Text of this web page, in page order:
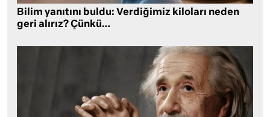
Bilim yanıtını buldu: Verdiğimiz kiloları neden
geri alırız? Çünkü…